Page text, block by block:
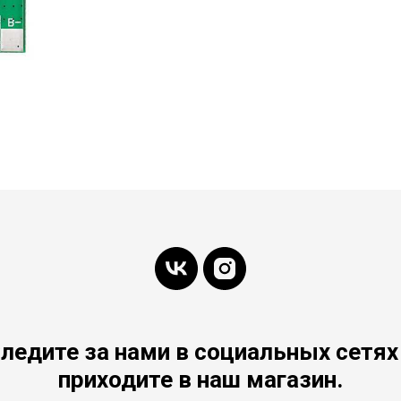
за нами в социальных
приходите в наш магазин.